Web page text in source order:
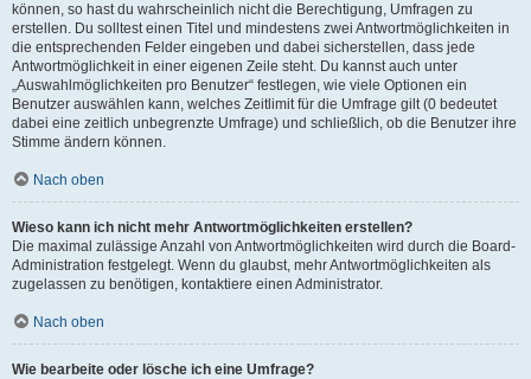
können, so hast du wahrscheinlich nicht die Berechtigung, Umfragen zu
erstellen. Du solltest einen Titel und mindestens zwei Antwortmöglichkeiten in
die entsprechenden Felder eingeben und dabei sicherstellen, dass jede
Antwortmöglichkeit in einer eigenen Zeile steht. Du kannst auch unter
„Auswahlmöglichkeiten pro Benutzer“ festlegen, wie viele Optionen ein
Benutzer auswählen kann, welches Zeitlimit für die Umfrage gilt (0 bedeutet
dabei eine zeitlich unbegrenzte Umfrage) und schließlich, ob die Benutzer ihre
Stimme ändern können.
Nach oben
Wieso kann ich nicht mehr Antwortmöglichkeiten erstellen?
Die maximal zulässige Anzahl von Antwortmöglichkeiten wird durch die Board-
Administration festgelegt. Wenn du glaubst, mehr Antwortmöglichkeiten als
zugelassen zu benötigen, kontaktiere einen Administrator.
Nach oben
Wie bearbeite oder lösche ich eine Umfrage?